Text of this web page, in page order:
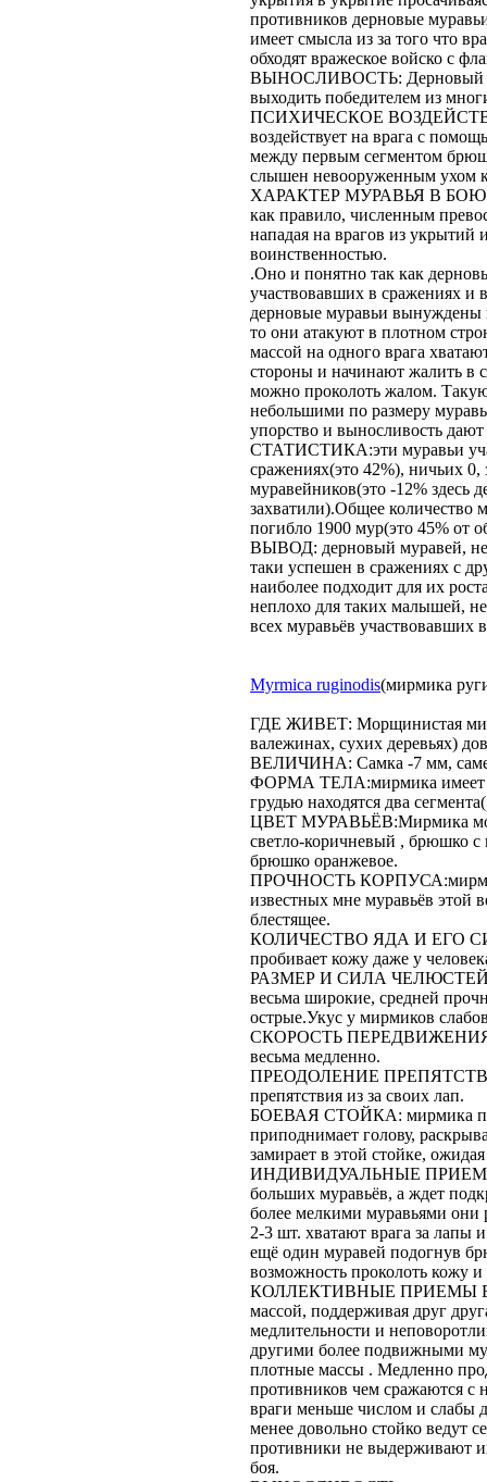
противников дерновые
имеет смысла из за того что
обходят вражеское войско с
ВЫНОСЛИВОСТЬ: Дерновый
выходить победителем из
ПСИХИЧЕСКОЕ
воздействует на врага с
между первым сегментом
слышен невооруженным ухом
ХАРАКТЕР МУРАВЬЯ В БОЮ:
как правило, численным
нападая на врагов из укрытий
воинственностью.
.Оно и понятно так как
участвовавших в сражениях и
дерновые муравьи вынуждены
то они атакуют в плотном
массой на одного врага
стороны и начинают жалить в
можно проколоть жалом.
небольшими по размеру
упорство и выносливость
СТАТИСТИКА:эти муравьи
сражениях(это 42%), ничьих 0,
муравейников(это -12% здесь
захватили).Общее количество
погибло 1900 мур(это 45% от
ВЫВОД: дерновый муравей,
таки успешен в сражениях с
наиболее подходит для их
неплохо для таких малышей,
всех муравьёв участвовавших
Myrmica ruginodis(мирмика
ГДЕ ЖИВЕТ: Морщинистая
валежинах, сухих деревьях)
ВЕЛИЧИНА: Самка -7 мм,
ФОРМА ТЕЛА:мирмика имеет
грудью находятся два
ЦВЕТ МУРАВЬЁВ:Мирмика
светло-коричневый , брюшко с
брюшко оранжевое.
ПРОЧНОСТЬ КОРПУСА:мирмик
известных мне муравьёв этой
блестящее.
КОЛИЧЕСТВО ЯДА И ЕГО
пробивает кожу даже у
РАЗМЕР И СИЛА ЧЕЛЮСТЕЙ:
весьма широкие, средней
острые.Укус у мирмиков
СКОРОСТЬ ПЕРЕДВИЖЕНИЯ:
весьма медленно.
ПРЕОДОЛЕНИЕ
препятствия из за своих лап.
БОЕВАЯ СТОЙКА: мирмика при
приподнимает голову,
замирает в этой стойке,
ИНДИВИДУАЛЬНЫЕ ПРИЕМЫ
больших муравьёв, а ждет
более мелкими муравьями
2-3 шт. хватают врага за лапы
ещё один муравей подогнув
возможность проколоть кожу
КОЛЛЕКТИВНЫЕ ПРИЕМЫ
массой, поддерживая друг
медлительности и
другими более подвижными
плотные массы . Медленно
противников чем сражаются с
враги меньше числом и слабы
менее довольно стойко ведут
противники не выдерживают
боя.